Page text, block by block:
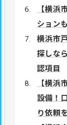
【横浜
ション
横浜市
探しな
認項目
【横浜
設備！
り依頼を